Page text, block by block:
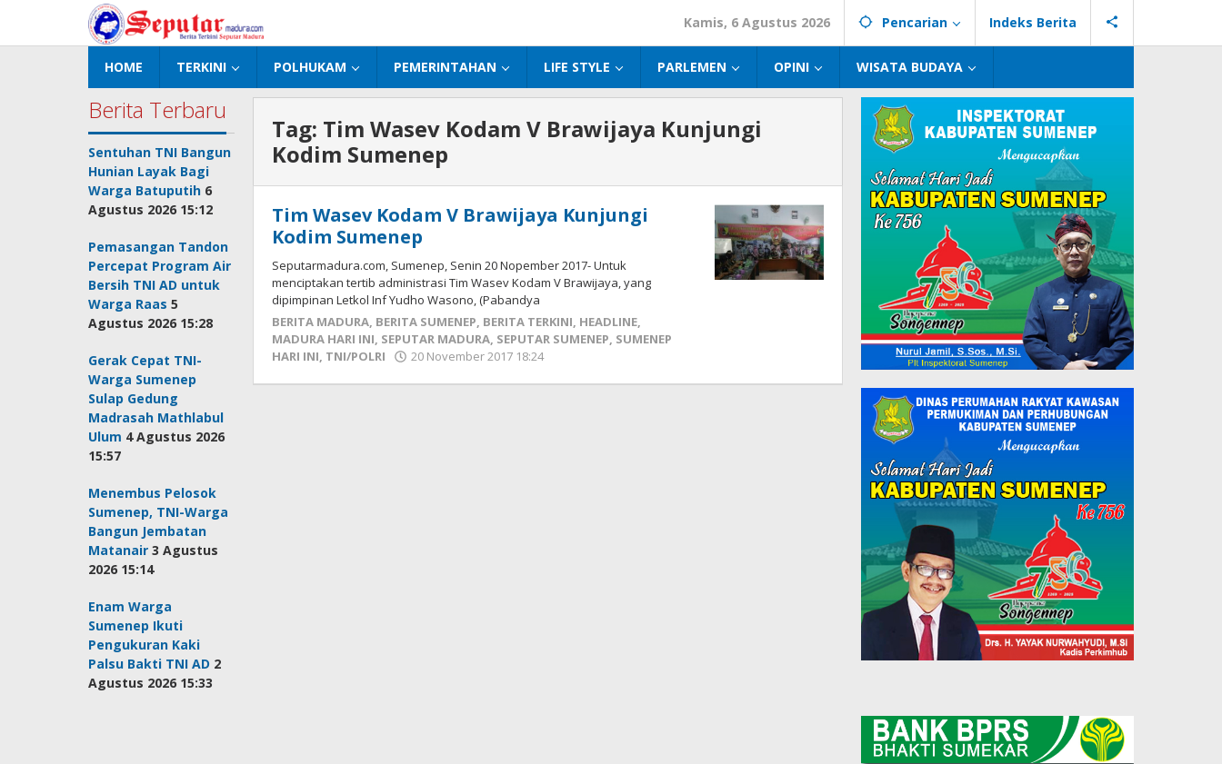
konten
Kamis, 6 Agustus 2026 Pencarian Indeks Berita
HOME TERKINI POLHUKAM PEMERINTAHAN LIFE STYLE PARLEMEN OPINI WISATA BUDAYA
Berita Terbaru
Sentuhan TNI Bangun
Hunian Layak Bagi
Warga Batuputih 6
Agustus 2026 15:12
Pemasangan Tandon
Percepat Program Air
Bersih TNI AD untuk
Warga Raas 5
Agustus 2026 15:28
Gerak Cepat TNI-
Warga Sumenep
Sulap Gedung
Madrasah Mathlabul
Ulum 4 Agustus 2026
15:57
Menembus Pelosok
Sumenep, TNI-Warga
Bangun Jembatan
Matanair 3 Agustus
2026 15:14
Enam Warga
Sumenep Ikuti
Pengukuran Kaki
Palsu Bakti TNI AD 2
Agustus 2026 15:33
Tag: Tim Wasev Kodam V Brawijaya Kunjungi
Kodim Sumenep
Tim Wasev Kodam V Brawijaya Kunjungi
Kodim Sumenep
Seputarmadura.com, Sumenep, Senin 20 Nopember 2017- Untuk
menciptakan tertib administrasi Tim Wasev Kodam V Brawijaya, yang
dipimpinan Letkol Inf Yudho Wasono, (Pabandya
BERITA MADURA, BERITA SUMENEP, BERITA TERKINI, HEADLINE,
MADURA HARI INI, SEPUTAR MADURA, SEPUTAR SUMENEP, SUMENEP
HARI INI, TNI/POLRI 20 November 2017 18:24